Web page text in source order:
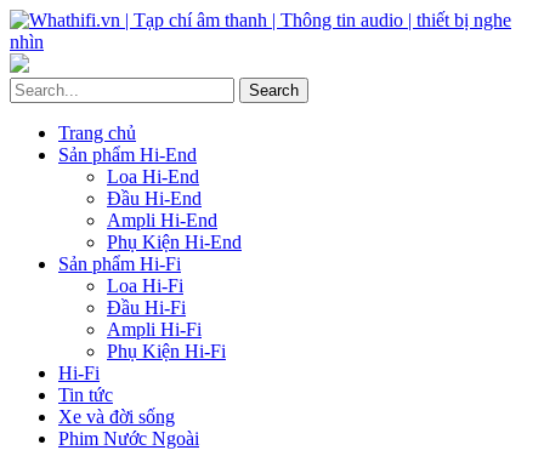
Trang chủ
Sản phẩm Hi-End
Loa Hi-End
Đầu Hi-End
Ampli Hi-End
Phụ Kiện Hi-End
Sản phẩm Hi-Fi
Loa Hi-Fi
Đầu Hi-Fi
Ampli Hi-Fi
Phụ Kiện Hi-Fi
Hi-Fi
Tin tức
Xe và đời sống
Phim Nước Ngoài